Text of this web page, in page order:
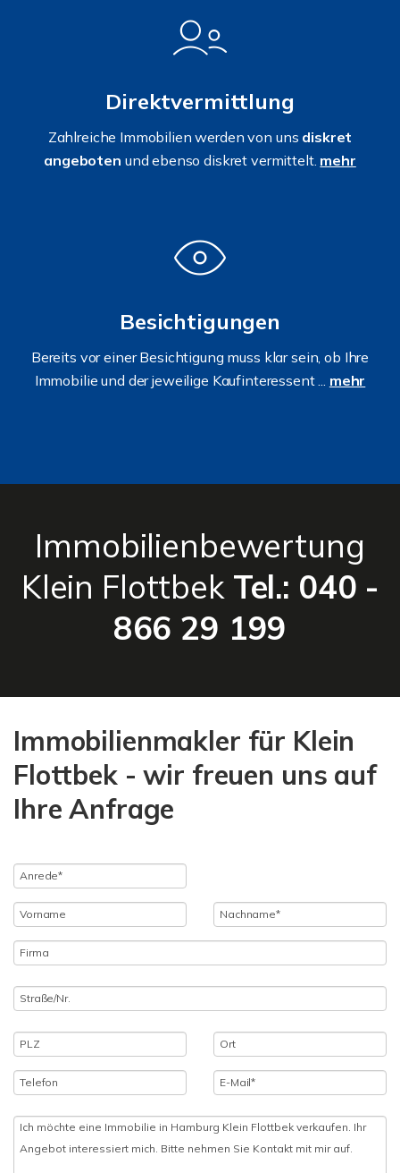
Direktvermittlung
Zahlreiche Immobilien werden von uns diskret
angeboten und ebenso diskret vermittelt. mehr
Besichtigungen
Bereits vor einer Besichtigung muss klar sein, ob Ihre
Immobilie und der jeweilige Kaufinteressent ... mehr
Immobilienbewertung
Klein Flottbek Tel.: 040 -
866 29 199
Immobilienmakler für Klein
Flottbek - wir freuen uns auf
Ihre Anfrage